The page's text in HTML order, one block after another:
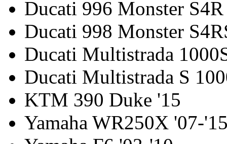
Ducati 996 Monster
Ducati 998 Monster
Ducati Multistrada
Ducati Multistrada S
KTM 390 Duke '15
Yamaha WR250X '07-